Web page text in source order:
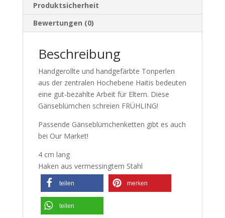
Produktsicherheit
Bewertungen (0)
Beschreibung
Handgerollte und handgefärbte Tonperlen
aus der zentralen Hochebene Haitis bedeuten
eine gut-bezahlte Arbeit für Eltern. Diese
Gänseblümchen schreien FRÜHLING!
Passende Gänseblümchenketten gibt es auch
bei Our Market!
4 cm lang
Haken aus vermessingtem Stahl
teilen merken
teilen